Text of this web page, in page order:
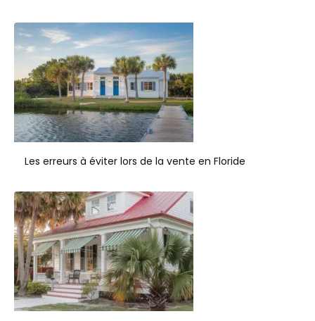
Les erreurs à éviter lors de la vente en Floride